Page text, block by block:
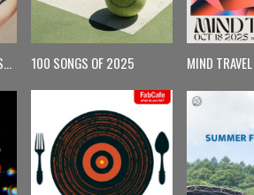
【月曜更新】Monday Spin 100 SONGS OF 2025 MIND TRAVEL